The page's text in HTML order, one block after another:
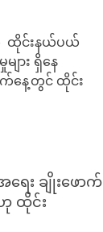
ထိုင်းနယ်ပယ်
ား ရှိနေ
နေ့တွင် ထိုင်း
း ချိုးဖောက်
ထိုင်း